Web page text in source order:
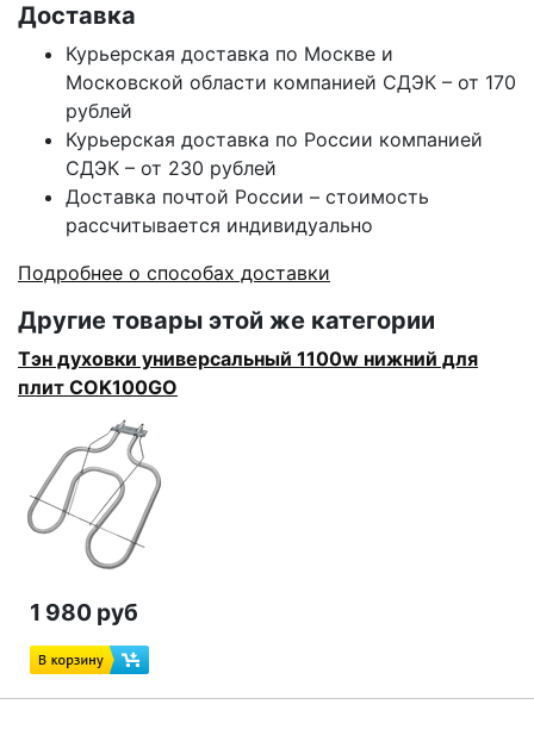
Доставка
Курьерская доставка по Москве и
Московской области компанией СДЭК – от 170
рублей
Курьерская доставка по России компанией
СДЭК – от 230 рублей
Доставка почтой России – стоимость
рассчитывается индивидуально
Подробнее о способах доставки
Другие товары этой же категории
Тэн духовки универсальный 1100w нижний для
плит COK100GO
1 980 руб